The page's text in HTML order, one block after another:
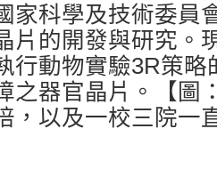
家科學及技術委員
片的開發與研究。
行動物實驗3R策
之器官晶片。【圖
，以及一校三院一